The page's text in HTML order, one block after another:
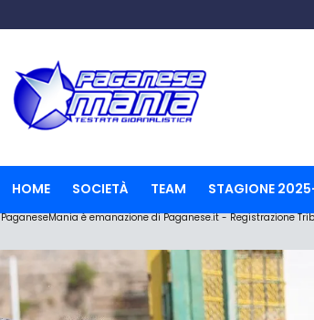
HOME SOCIETÀ TEAM STAGIONE
PaganeseMania è emanazione di Paganese.it - Registrazione